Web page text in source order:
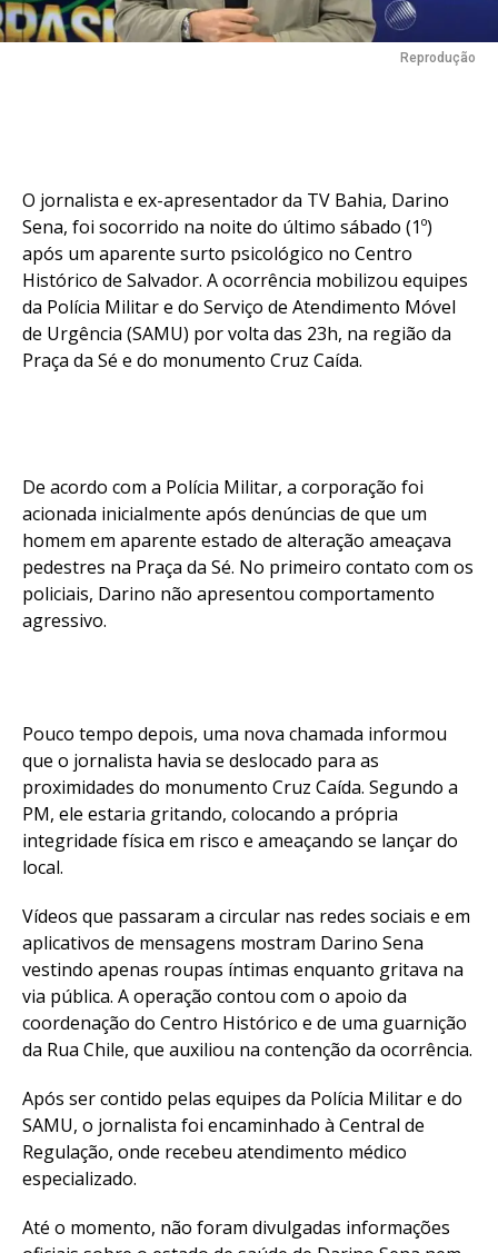
Reprodução
O jornalista e ex-apresentador da TV Bahia, Darino
Sena, foi socorrido na noite do último sábado (1º)
após um aparente surto psicológico no Centro
Histórico de Salvador. A ocorrência mobilizou equipes
da Polícia Militar e do Serviço de Atendimento Móvel
de Urgência (SAMU) por volta das 23h, na região da
Praça da Sé e do monumento Cruz Caída.
De acordo com a Polícia Militar, a corporação foi
acionada inicialmente após denúncias de que um
homem em aparente estado de alteração ameaçava
pedestres na Praça da Sé. No primeiro contato com os
policiais, Darino não apresentou comportamento
agressivo.
Pouco tempo depois, uma nova chamada informou
que o jornalista havia se deslocado para as
proximidades do monumento Cruz Caída. Segundo a
PM, ele estaria gritando, colocando a própria
integridade física em risco e ameaçando se lançar do
local.
Vídeos que passaram a circular nas redes sociais e em
aplicativos de mensagens mostram Darino Sena
vestindo apenas roupas íntimas enquanto gritava na
via pública. A operação contou com o apoio da
coordenação do Centro Histórico e de uma guarnição
da Rua Chile, que auxiliou na contenção da ocorrência.
Após ser contido pelas equipes da Polícia Militar e do
SAMU, o jornalista foi encaminhado à Central de
Regulação, onde recebeu atendimento médico
especializado.
Até o momento, não foram divulgadas informações